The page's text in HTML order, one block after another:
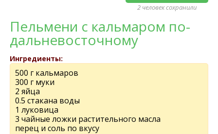
2 человек сохранили
Пельмени с кальмаром по-
дальневосточному
Ингредиенты:
500 г кальмаров
300 г муки
2 яйца
0.5 стакана воды
1 луковица
3 чайные ложки растительного масла
перец и соль по вкусу